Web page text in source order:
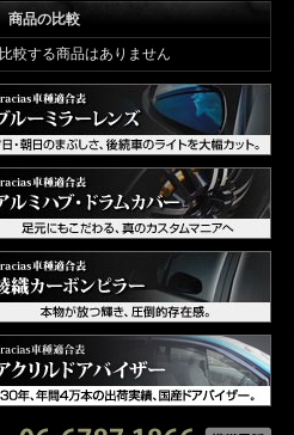
商品の比較
比較する商品はありません